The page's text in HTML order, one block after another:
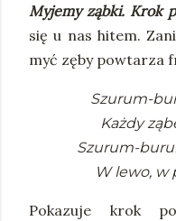
Myjemy ząbki. Krok
się u nas hitem.
myć zęby powtarza
Szurum-
Każdy
Szurum-
W lewo, w
Pokazuje krok